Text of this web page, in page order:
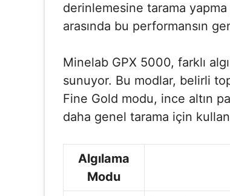
derinlemesine tarama yapma
arasında bu performansın
Minelab GPX 5000, farklı
sunuyor. Bu modlar, belirli
Fine Gold modu, ince altın
daha genel tarama için
Algılama
Modu